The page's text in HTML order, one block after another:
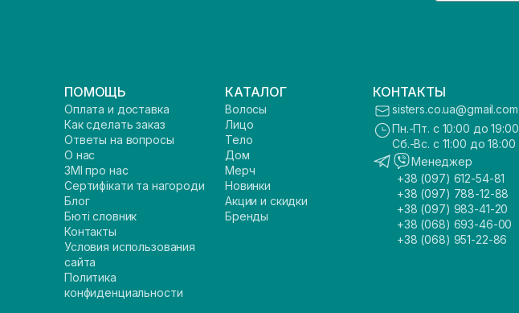
ПОМОЩЬ
Оплата и доставка
Как сделать заказ
Ответы на вопросы
О нас
ЗМІ про нас
Сертифікати та нагороди
Блог
Бюті словник
Контакты
Условия использования
сайта
Политика
конфиденциальности
КАТАЛОГ
Волосы
Лицо
Тело
Дом
Мерч
Новинки
Акции и скидки
Бренды
КОНТАКТЫ
sisters.co.ua@gmail.com
Пн.-Пт. с 10:00 до 19:00
Сб.-Вс. с 11:00 до 18:00
Менеджер
+38 (097) 612-54-81
+38 (097) 788-12-88
+38 (097) 983-41-20
+38 (068) 693-46-00
+38 (068) 951-22-86